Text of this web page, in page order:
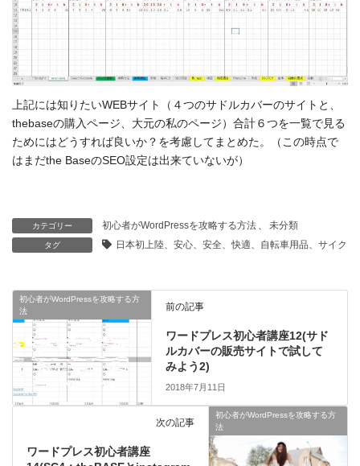
上記には知りたいWEBサイト（４つのサドルカバーのサイトと、
thebaseの購入ページ、大元の私のページ）合計６つを一覧で見る
ためにはどうすれば良いか？を考慮してまとめた。（この時点で
はまだthe BaseのSEO設定は出来ていないが）
カテゴリー 初心者がWordPressを攻略する方法 、 未分類
タグ 日本初上陸、安心、安全、快適、自転車用品、サイク
初心者がWordPressを攻略する方
法
前の記事
ワードプレス初心者講座12(サド
ルカバーの販売サイトで試して
みよう2)
2018年7月11日
初心者がWordPressを攻略する方
法
次の記事
ワードプレス初心者講座